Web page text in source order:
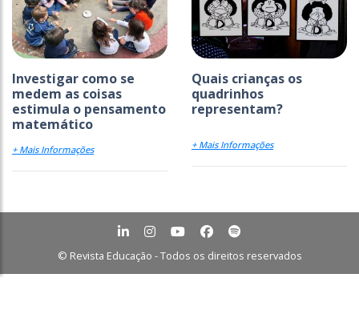
Investigar como se
medem as coisas
estimula o pensamento
matemático
+ Mais Informações
Quais crianças os
quadrinhos
representam?
+ Mais Informações
© Revista Educação - Todos os direitos reservados